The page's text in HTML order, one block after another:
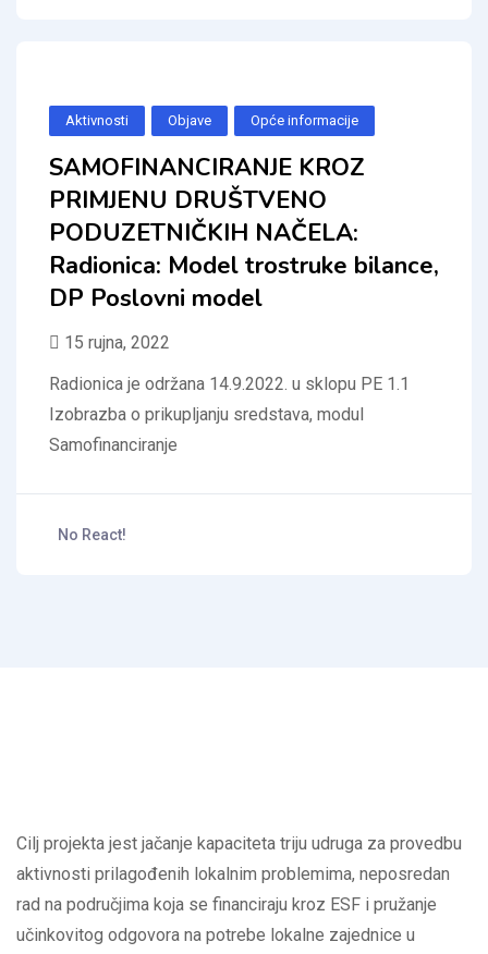
Aktivnosti Objave Opće informacije
SAMOFINANCIRANJE KROZ
PRIMJENU DRUŠTVENO
PODUZETNIČKIH NAČELA:
Radionica: Model trostruke bilance,
DP Poslovni model
15 rujna, 2022
Radionica je održana 14.9.2022. u sklopu PE 1.1
Izobrazba o prikupljanju sredstava, modul
Samofinanciranje
No React!
Cilj projekta jest jačanje kapaciteta triju udruga za provedbu
aktivnosti prilagođenih lokalnim problemima, neposredan
rad na područjima koja se financiraju kroz ESF i pružanje
učinkovitog odgovora na potrebe lokalne zajednice u